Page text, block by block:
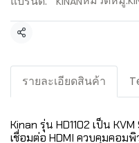
แชร์
รายละเอียดสินค้า
Kinan รุ่น HD1102 เป็น
เชื่อมต่อ HDMI ควบคุมคอมพิ